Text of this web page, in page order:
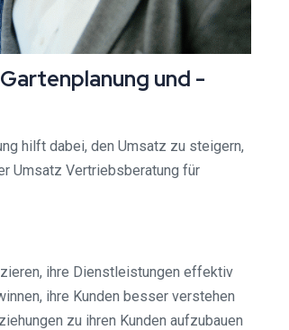
und -
hilft dabei, den Umsatz zu steigern,
Umsatz Vertriebsberatung für
ihre Dienstleistungen effektiv
ihre Kunden besser verstehen
zu ihren Kunden aufzubauen